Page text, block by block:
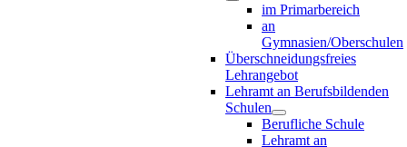
im Primarbereich
an
Gymnasien/Oberschulen
Überschneidungsfreies
Lehrangebot
Lehramt an Berufsbildenden
Schulen
Berufliche Schule
Lehramt an